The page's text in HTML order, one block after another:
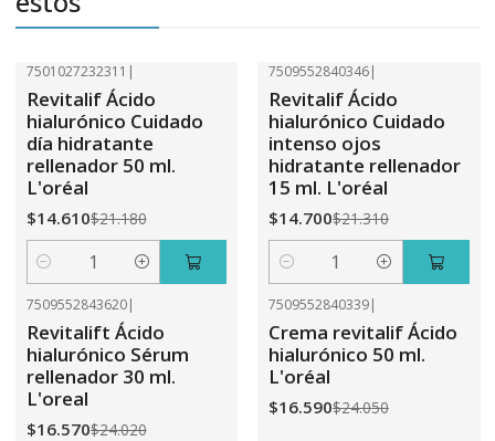
7501027232311 |
Revitalif Ácido
hialurónico Cuidado
día hidratante
rellenador 50 ml.
L'oréal
$14.610$21.180
Cantidad
7509552840346|
Revitalif Ácido
hialurónico Cuidado
intenso ojos
hidratante rellenador
15 ml. L'oréal
$14.700$21.310
Cantidad
7509552843620|
Revitalift Ácido
hialurónico Sérum
rellenador 30 ml.
L'oreal
$16.570$24.020
7509552840339|
Crema revitalif Ácido
hialurónico 50 ml.
L'oréal
$16.590$24.050